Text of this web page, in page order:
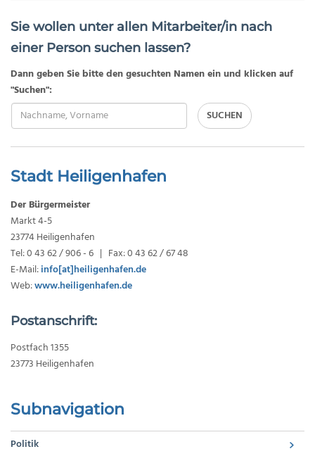
Sie wollen unter allen Mitarbeiter/in nach
einer Person suchen lassen?
Dann geben Sie bitte den gesuchten Namen ein und klicken auf
"Suchen":
Stadt Heiligenhafen
Der Bürgermeister
Markt 4-5
23774 Heiligenhafen
Tel: 0 43 62 / 906 - 6 | Fax: 0 43 62 / 67 48
E-Mail:info[at]heiligenhafen.de
Web:www.heiligenhafen.de
Postanschrift:
Postfach 1355
23773 Heiligenhafen
Subnavigation
Politik